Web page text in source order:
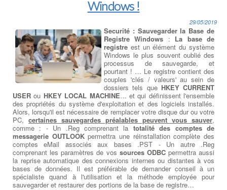
Windows !
29/05/2019
Securité : Sauvegarder la Base de
Registre Windows : La base de
registre est un élément du système
Windows le plus souvent oublié des
processus de sauvegarde, et
pourtant ! … Le registre contient des
couples 'clés / valeurs' au sein de
dossiers tels que HKEY CURRENT
USER ou HKEY LOCAL MACHINE… et qui définissent l'ensemble
des propriétés du système d'exploitation et des logiciels installés.
Alors, lorsqu'il est nécessaire de remplacer votre disque dur ou votre
PC, certaines sauvegardes préalables peuvent vous sauver,
comme : - Un .Reg comprenant la totalité des comptes de
messagerie OUTLOOKpermettra une réinstallation complète des
comptes eMail associés aux bases .PST - Un autre .Reg
comprenant les paramètres de vos sources ODBCpermettra aussi
la reprise automatique des connexions internes ou distantes à vos
bases de données. Il est préférable de demander conseil à un
spécialiste quand à l'utilisation et la méthode employée pour
sauvegarder et restaurer des portions de la base de registre…